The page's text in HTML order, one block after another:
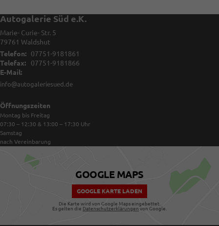
Autogalerie Süd e.K.
Marie- Curie- Str. 5
79761 Waldshut
Telefon:
07751-9181861
Telefax:
07751-9181866
E-Mail:
info@autogaleriesued.de
Öffnungszeiten
Montag bis Freitag
07:30 – 12:30 & 13:00 – 17:30 Uhr
Samstag
nach Vereinbarung
GOOGLE MAPS
GOOGLE KARTE LADEN
Die Karte wird von Google Maps eingebettet.
Es gelten die Datenschutzerklärungen von Google.